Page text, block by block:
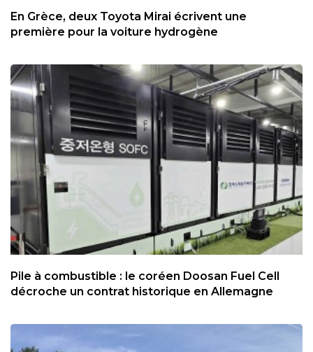
En Grèce, deux Toyota Mirai écrivent une
première pour la voiture hydrogène
Pile à combustible : le coréen Doosan Fuel Cell
décroche un contrat historique en Allemagne